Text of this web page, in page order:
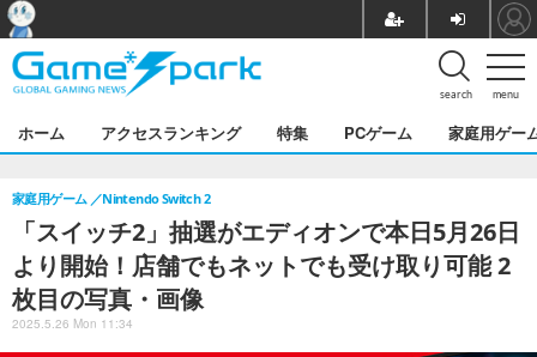
menu
search
ホーム アクセスランキング 特集 PCゲーム 家庭用ゲー
「スイッチ2」抽選がエディオンで本日5月26日
より開始！店舗でもネットでも受け取り可能 2
枚目の写真・画像
家庭用ゲーム Nintendo Switch 2
2025.5.26 Mon 11:34